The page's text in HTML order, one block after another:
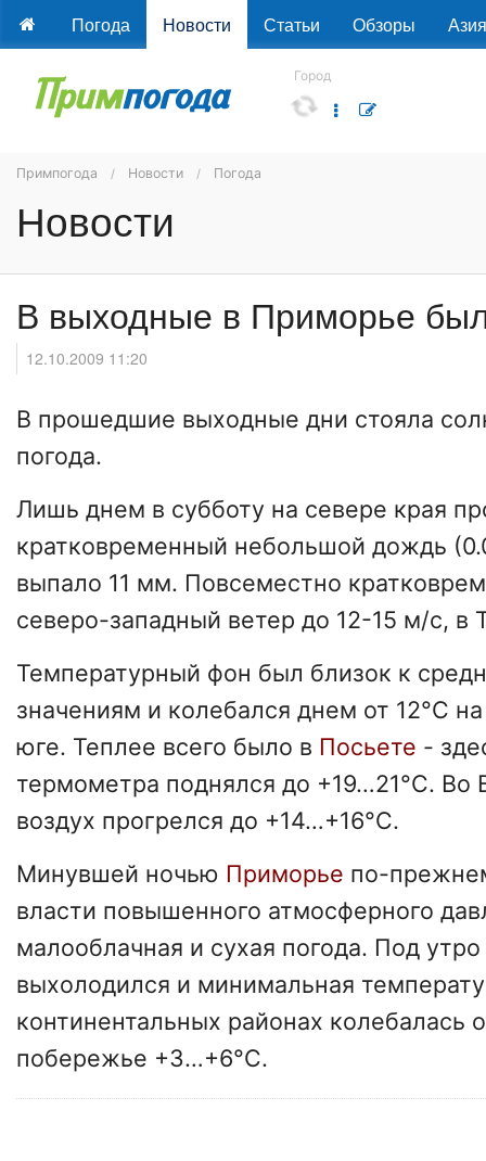
Погода Новости Статьи Обзоры Азия
Город
Примпогода Новости Погода
Новости
В выходные в Приморье
12.10.2009 11:20
В прошедшие выходные дни стояла
погода.
Лишь днем в субботу на севере края
кратковременный небольшой дождь
выпало 11 мм. Повсеместно
северо-западный ветер до 12-15 м/с, в
Температурный фон был близок к
значениям и колебался днем от 12°C
юге. Теплее всего было в Посьете -
термометра поднялся до +19…21°C. Во
воздух прогрелся до +14…+16°C.
Минувшей ночью Приморье по-
власти повышенного атмосферного
малооблачная и сухая погода. Под
выхолодился и минимальная
континентальных районах колебалась
побережье +3…+6°C.